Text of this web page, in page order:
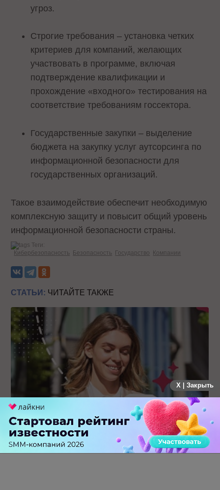
угроз.
Строгие требования – установка четких
критериев для компаний, желающих
участвовать в программе, включая
подтверждение квалификации и
прохождение «входного» тестирования на
соответствие требованиям госсектора.
Государственные закупки – выделение
бюджета на закупку услуг аутсорсинга по
информационной безопасности для
государственных организаций.
Такое взаимодействие обеспечит необходимую
комплексную защиту и повысит общий уровень
информационной безопасности страны.
Теги:
Кибербезопасность Безопасность Государство Компании
СТАТЬИ: ЧИТАЙТЕ ТАКЖЕ
Каким брендам действительно нужны mobile push-
коммуникации, а для кого это – лишняя трата ресурсов
X | Закрыть